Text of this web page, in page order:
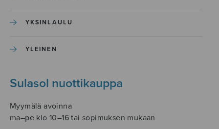
YKSINLAULU
YLEINEN
Sulasol nuottikauppa
Myymälä avoinna
ma–pe klo 10–16 tai sopimuksen mukaan